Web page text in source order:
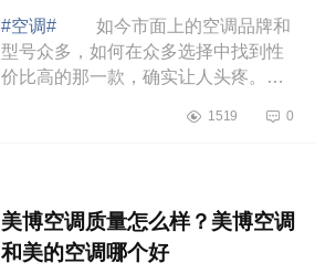
又耐用
#空调#
如今市面上的空调品牌和
型号众多，如何在众多选择中找到性
价比高的那一款，确实让人头疼。不
方面各有千秋，下面小编为大家介绍
1519 0
美博空调质量怎么样？美博空调
和美的空调哪个好